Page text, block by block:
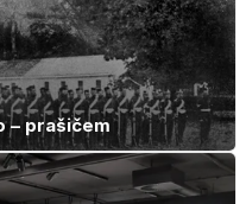
– prašičem